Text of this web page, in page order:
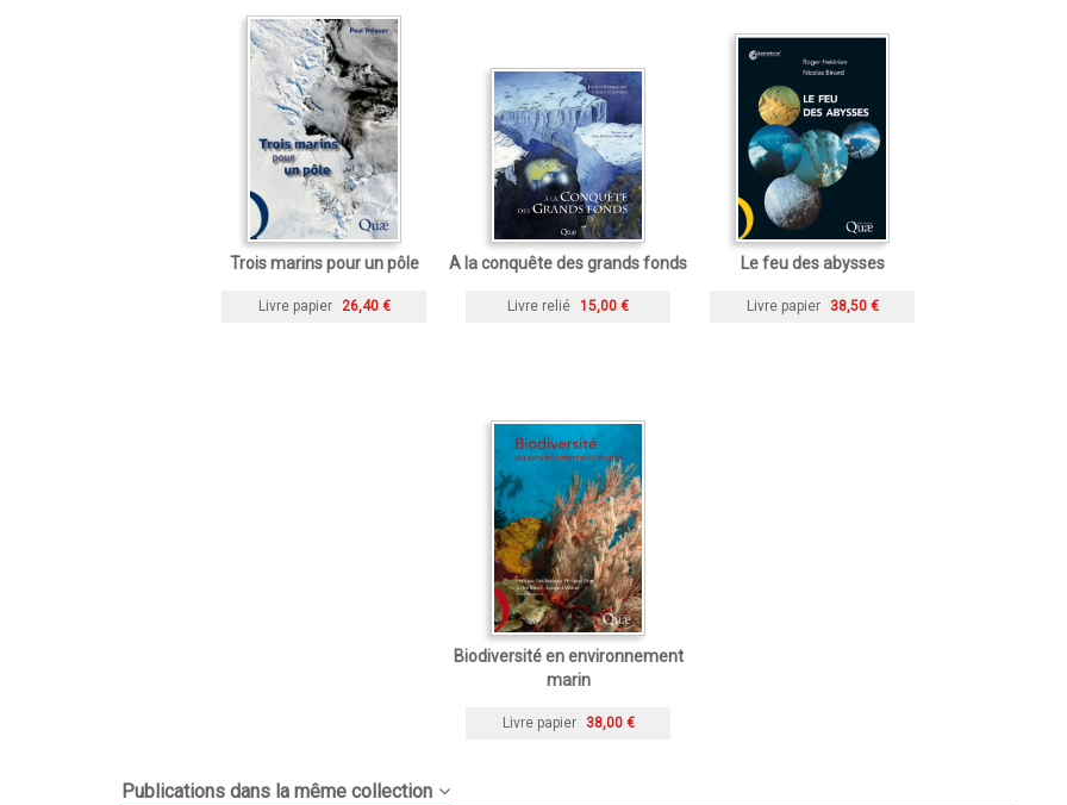
Trois marins pour un pôle
Livre papier 26,40 €
A la conquête des grands fonds
Livre relié 15,00 €
Le feu des abysses
Livre papier 38,50 €
Biodiversité en environnement
marin
Livre papier 38,00 €
Publications dans la même collection